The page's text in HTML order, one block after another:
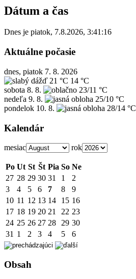
Dátum a čas
Dnes je piatok, 7.8.2026, 3:41:16
Aktuálne počasie
dnes, piatok 7. 8. 2026
21 °C 14 °C
sobota 8. 8.
23/11 °C
nedeľa 9. 8.
25/10 °C
pondelok 10. 8. 28/14 °C
Kalendár
mesiac rok
Po Ut St Št Pia So Ne
27 28 29 30 31 1
2
3
4 5 6 7 8
9
10 11 12 13 14 15 16
17 18 19 20 21 22 23
24 25 26 27 28 29 30
31 1 2 3 4 5 6
Obsah